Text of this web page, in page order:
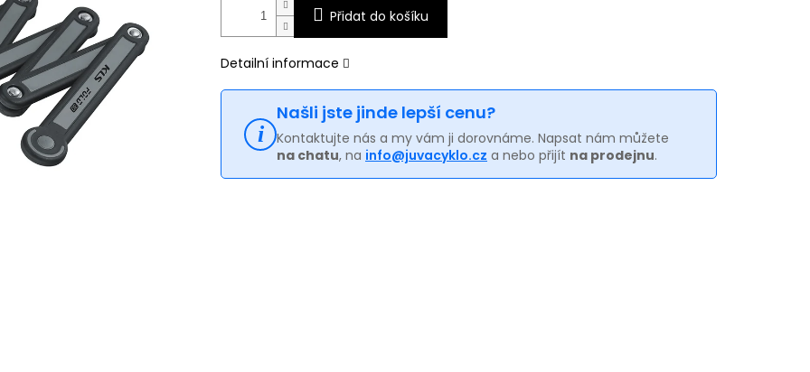
Přidat do košíku
Detailní informace
Našli jste jinde lepší cenu?
Kontaktujte nás a my vám ji dorovnáme. Napsat nám můžete
na chatu, na info@juvacyklo.cz a nebo přijít na prodejnu.